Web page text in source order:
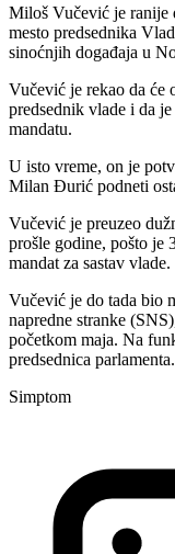
Miloš Vučević je ranije
mesto predsednika
sinoćnjih događaja u
Vučević je rekao da će
predsednik vlade i da
mandatu.
U isto vreme, on je
Milan Đurić podneti
Vučević je preuzeo
prošle godine, pošto je
mandat za sastav vlade.
Vučević je do tada bio
napredne stranke
početkom maja. Na
predsednica parlamenta.
Simptom